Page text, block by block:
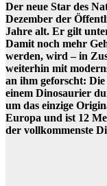
Der neue Star des
Dezember der
Jahre alt. Er gilt
Damit noch mehr
werden, wird – in
weiterhin mit
an ihm geforscht:
einem Dinosaurier
um das einzige
Europa und ist 12
der vollkommenste